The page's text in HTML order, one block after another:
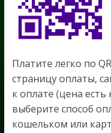
Платите легко по
страницу оплаты,
к оплате (цена
выберите способ
кошельком или